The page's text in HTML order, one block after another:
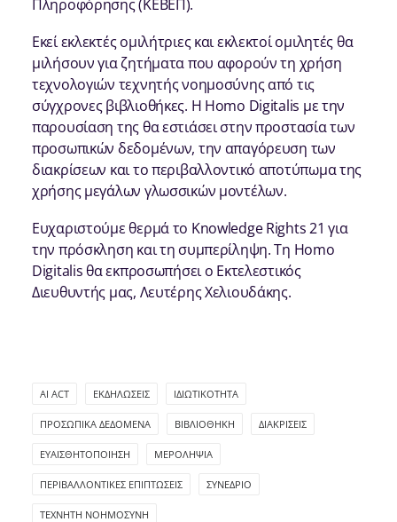
Πληροφόρησης (ΚΕΒΕΠ).
Εκεί εκλεκτές ομιλήτριες και εκλεκτοί ομιλητές θα
μιλήσουν για ζητήματα που αφορούν τη χρήση
τεχνολογιών τεχνητής νοημοσύνης από τις
σύγχρονες βιβλιοθήκες. H Homo Digitalis με την
παρουσίαση της θα εστιάσει στην προστασία των
προσωπικών δεδομένων, την απαγόρευση των
διακρίσεων και το περιβαλλοντικό αποτύπωμα της
χρήσης μεγάλων γλωσσικών μοντέλων.
Ευχαριστούμε θερμά το Knowledge Rights 21 για
την πρόσκληση και τη συμπερίληψη. Τη Homo
Digitalis θα εκπροσωπήσει ο Εκτελεστικός
Διευθυντής μας, Λευτέρης Χελιουδάκης.
AI ACT ΕΚΔΗΛΏΣΕΙΣ ΙΔΙΩΤΙΚΌΤΗΤΑ
ΠΡΟΣΩΠΙΚΆ ΔΕΔΟΜΈΝΑ ΒΙΒΛΙΟΘΉΚΗ ΔΙΑΚΡΊΣΕΙΣ
ΕΥΑΙΣΘΗΤΟΠΟΊΗΣΗ ΜΕΡΟΛΗΨΊΑ
ΠΕΡΙΒΑΛΛΟΝΤΙΚΈΣ ΕΠΙΠΤΏΣΕΙΣ ΣΥΝΈΔΡΙΟ
ΤΕΧΝΗΤΉ ΝΟΗΜΟΣΎΝΗ